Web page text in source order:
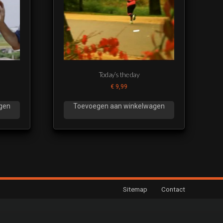
Today’s the day
€9,99
Toevoegen aan winkelwagen
Sitemap Contact